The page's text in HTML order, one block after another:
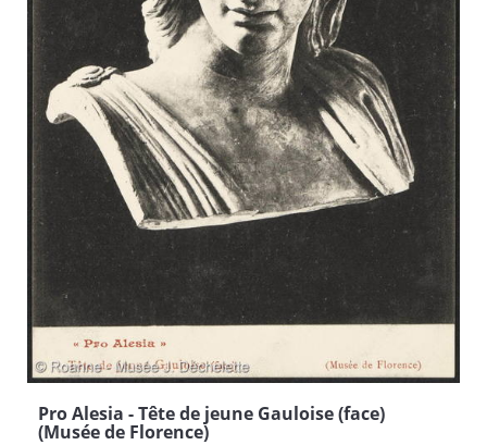
Pro Alesia - Tête de jeune Gauloise (face)
(Musée de Florence)